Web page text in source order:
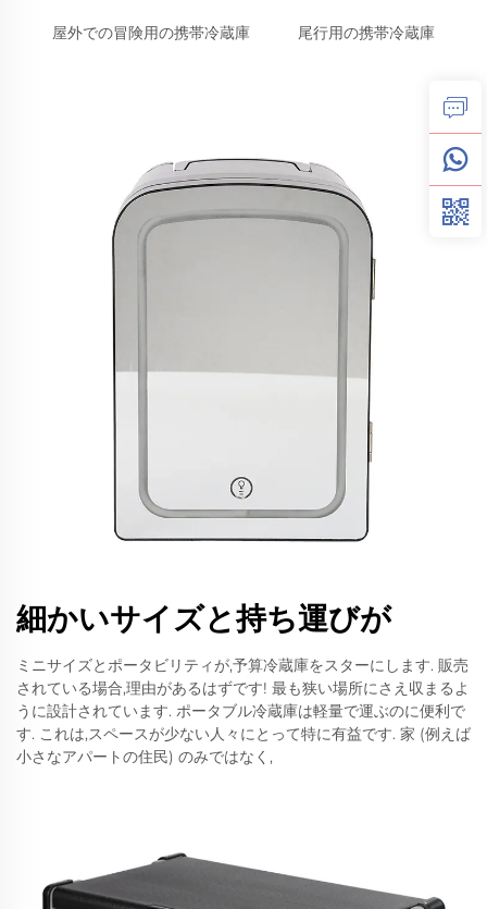
屋外での冒険用の携帯冷蔵庫 尾行用の携帯冷蔵庫
細かいサイズと持ち運びが
ミニサイズとポータビリティが,予算冷蔵庫をスターにします. 販売
されている場合,理由があるはずです! 最も狭い場所にさえ収まるよ
うに設計されています. ポータブル冷蔵庫は軽量で運ぶのに便利で
す. これは,スペースが少ない人々にとって特に有益です. 家 (例えば
小さなアパートの住民) のみではなく,